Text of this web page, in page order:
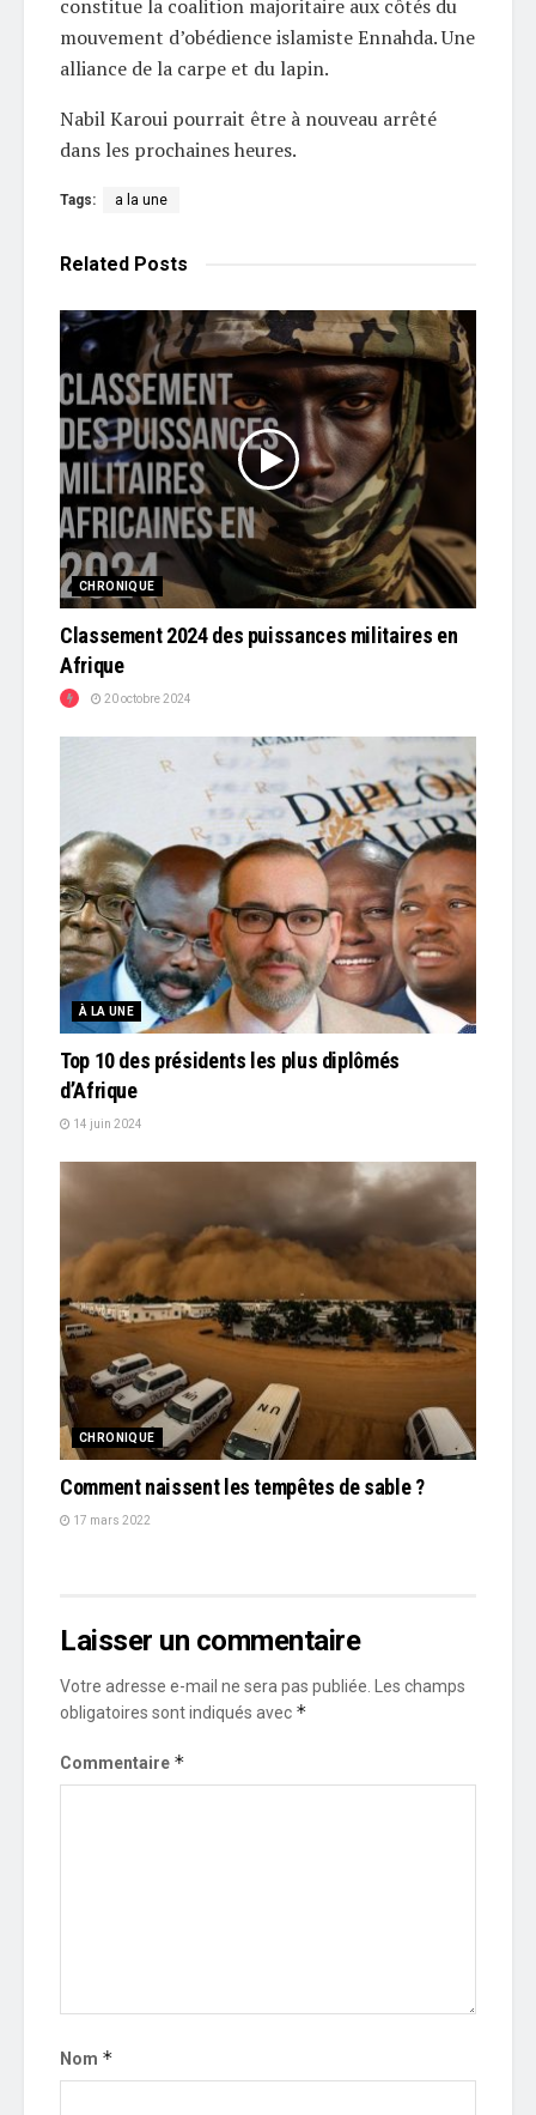
constitue la coalition majoritaire aux côtés du
mouvement d’obédience islamiste Ennahda. Une
alliance de la carpe et du lapin.
Nabil Karoui pourrait être à nouveau arrêté
dans les prochaines heures.
Tags: a la une
Related Posts
CHRONIQUE
Classement 2024 des puissances militaires en
Afrique
20 octobre 2024
À LA UNE
Top 10 des présidents les plus diplômés
d’Afrique
14 juin 2024
CHRONIQUE
Comment naissent les tempêtes de sable ?
17 mars 2022
Laisser un commentaire
Votre adresse e-mail ne sera pas publiée. Les champs
obligatoires sont indiqués avec *
Commentaire *
Nom *